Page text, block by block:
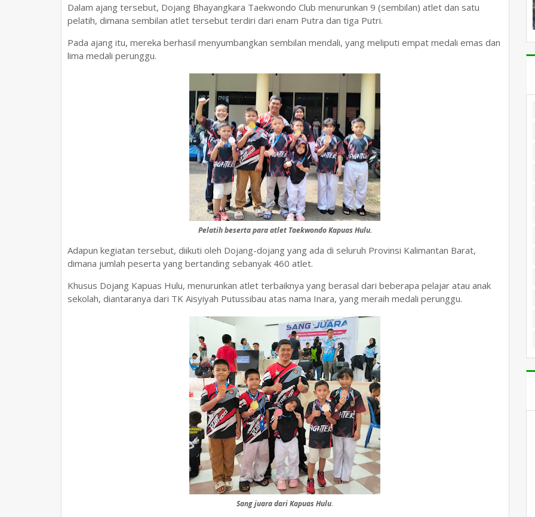
Dalam ajang tersebut, Dojang Bhayangkara Taekwondo Club menurunkan 9 (sembilan) atlet dan satu
pelatih, dimana sembilan atlet tersebut terdiri dari enam Putra dan tiga Putri.
Pada ajang itu, mereka berhasil menyumbangkan sembilan mendali, yang meliputi empat medali emas dan
lima medali perunggu.
Pelatih beserta para atlet Taekwondo Kapuas Hulu.
Adapun kegiatan tersebut, diikuti oleh Dojang-dojang yang ada di seluruh Provinsi Kalimantan Barat,
dimana jumlah peserta yang bertanding sebanyak 460 atlet.
Khusus Dojang Kapuas Hulu, menurunkan atlet terbaiknya yang berasal dari beberapa pelajar atau anak
sekolah, diantaranya dari TK Aisyiyah Putussibau atas nama Inara, yang meraih medali perunggu.
Sang juara dari Kapuas Hulu.